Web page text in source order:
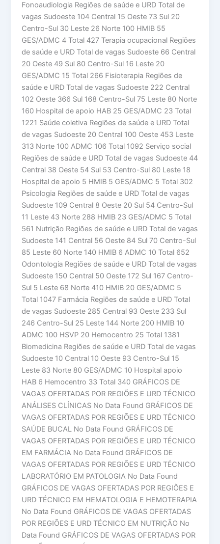
Fonoaudiologia Regiões de saúde e URD Total de
vagas Sudoeste 104 Central 15 Oeste 73 Sul 20
Centro-Sul 30 Leste 26 Norte 100 HMIB 55
GES/ADMC 4 Total 427 Terapia ocupacional Regiões
de saúde e URD Total de vagas Sudoeste 66 Central
20 Oeste 49 Sul 80 Centro-Sul 16 Leste 20
GES/ADMC 15 Total 266 Fisioterapia Regiões de
saúde e URD Total de vagas Sudoeste 222 Central
102 Oeste 366 Sul 168 Centro-Sul 75 Leste 80 Norte
160 Hospital de apoio HAB 25 GES/ADMC 23 Total
1221 Saúde coletiva Regiões de saúde e URD Total
de vagas Sudoeste 20 Central 100 Oeste 453 Leste
313 Norte 100 ADMC 106 Total 1092 Serviço social
Regiões de saúde e URD Total de vagas Sudoeste 44
Central 38 Oeste 54 Sul 53 Centro-Sul 80 Leste 18
Hospital de apoio 5 HMIB 5 GES/ADMC 5 Total 302
Psicologia Regiões de saúde e URD Total de vagas
Sudoeste 109 Central 8 Oeste 20 Sul 54 Centro-Sul
11 Leste 43 Norte 288 HMIB 23 GES/ADMC 5 Total
561 Nutrição Regiões de saúde e URD Total de vagas
Sudoeste 141 Central 56 Oeste 84 Sul 70 Centro-Sul
85 Leste 60 Norte 140 HMIB 6 ADMC 10 Total 652
Odontologia Regiões de saúde e URD Total de vagas
Sudoeste 150 Central 50 Oeste 172 Sul 167 Centro-
Sul 5 Leste 68 Norte 410 HMIB 20 GES/ADMC 5
Total 1047 Farmácia Regiões de saúde e URD Total
de vagas Sudoeste 285 Central 93 Oeste 233 Sul
246 Centro-Sul 25 Leste 144 Norte 200 HMIB 10
ADMC 100 HSVP 20 Hemocentro 25 Total 1381
Biomedicina Regiões de saúde e URD Total de vagas
Sudoeste 10 Central 10 Oeste 93 Centro-Sul 15
Leste 83 Norte 80 GES/ADMC 10 Hospital apoio
HAB 6 Hemocentro 33 Total 340 GRÁFICOS DE
VAGAS OFERTADAS POR REGIÕES E URD TÉCNICO
ANÁLISES CLÍNICAS No Data Found GRÁFICOS DE
VAGAS OFERTADAS POR REGIÕES E URD TÉCNICO
SAÚDE BUCAL No Data Found GRÁFICOS DE
VAGAS OFERTADAS POR REGIÕES E URD TÉCNICO
EM FARMÁCIA No Data Found GRÁFICOS DE
VAGAS OFERTADAS POR REGIÕES E URD TÉCNICO
LABORATÓRIO EM PATOLOGIA No Data Found
GRÁFICOS DE VAGAS OFERTADAS POR REGIÕES E
URD TÉCNICO EM HEMATOLOGIA E HEMOTERAPIA
No Data Found GRÁFICOS DE VAGAS OFERTADAS
POR REGIÕES E URD TÉCNICO EM NUTRIÇÃO No
Data Found GRÁFICOS DE VAGAS OFERTADAS POR